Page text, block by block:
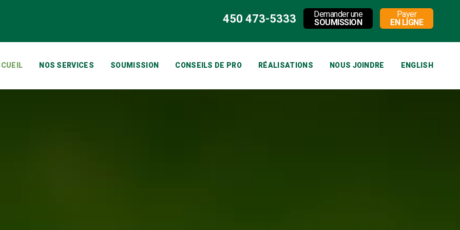
450 473-5333
Demander une
SOUMISSION
Payer
EN LIGNE
NOS SERVICES SOUMISSION CONSEILS DE PRO RÉALISATIONS NOUS JOINDRE ENGLISH